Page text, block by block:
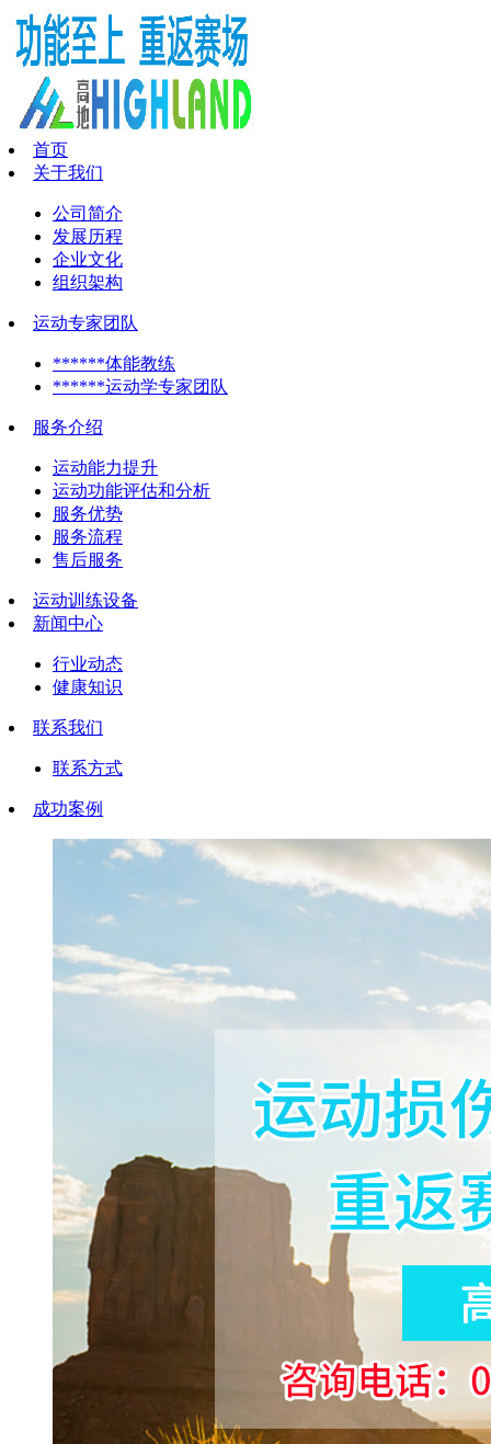
首页
关于我们
公司简介
发展历程
企业文化
组织架构
运动专家团队
******体能教练
******运动学专家团队
服务介绍
运动能力提升
运动功能评估和分析
服务优势
服务流程
售后服务
运动训练设备
新闻中心
行业动态
健康知识
联系我们
联系方式
成功案例